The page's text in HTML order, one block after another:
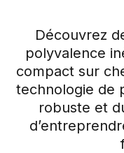
Découvrez
polyvalence
compact sur
technologie de
robuste et